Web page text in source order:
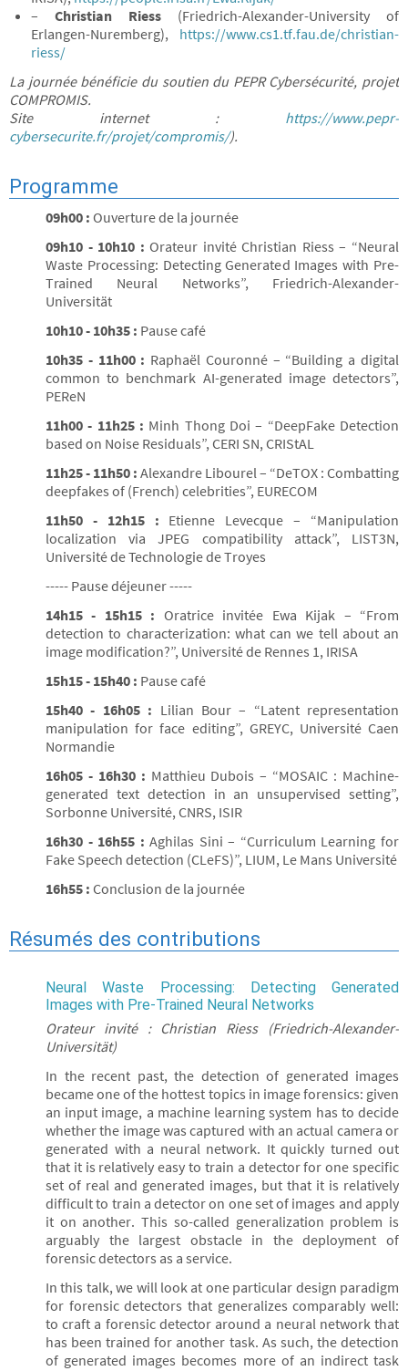
– Christian Riess (Friedrich-Alexander-University of
Erlangen-Nuremberg), https://www.cs1.tf.fau.de/christian-
riess/
La journée bénéficie du soutien du PEPR Cybersécurité, projet
COMPROMIS.
Site internet : https://www.pepr-
cybersecurite.fr/projet/compromis/).
Programme
09h00 : Ouverture de la journée
09h10 - 10h10 : Orateur invité Christian Riess – “Neural
Waste Processing: Detecting Generated Images with Pre-
Trained Neural Networks”, Friedrich-Alexander-
Universität
10h10 - 10h35 : Pause café
10h35 - 11h00 : Raphaël Couronné – “Building a digital
common to benchmark AI-generated image detectors”,
PEReN
11h00 - 11h25 : Minh Thong Doi – “DeepFake Detection
based on Noise Residuals”, CERI SN, CRIStAL
11h25 - 11h50 : Alexandre Libourel – “DeTOX : Combatting
deepfakes of (French) celebrities”, EURECOM
11h50 - 12h15 : Etienne Levecque – “Manipulation
localization via JPEG compatibility attack”, LIST3N,
Université de Technologie de Troyes
----- Pause déjeuner -----
14h15 - 15h15 : Oratrice invitée Ewa Kijak – “From
detection to characterization: what can we tell about an
image modification?”, Université de Rennes 1, IRISA
15h15 - 15h40 : Pause café
15h40 - 16h05 : Lilian Bour – “Latent representation
manipulation for face editing”, GREYC, Université Caen
Normandie
16h05 - 16h30 : Matthieu Dubois – “MOSAIC : Machine-
generated text detection in an unsupervised setting”,
Sorbonne Université, CNRS, ISIR
16h30 - 16h55 :Aghilas Sini – “Curriculum Learning for
Fake Speech detection (CLeFS)”, LIUM, Le Mans Université
16h55 : Conclusion de la journée
Résumés des contributions
Neural Waste Processing: Detecting Generated
Images with Pre-Trained Neural Networks
Orateur invité : Christian Riess (Friedrich-Alexander-
Universität)
In the recent past, the detection of generated images
became one of the hottest topics in image forensics: given
an input image, a machine learning system has to decide
whether the image was captured with an actual camera or
generated with a neural network. It quickly turned out
that it is relatively easy to train a detector for one specific
set of real and generated images, but that it is relatively
difficult to train a detector on one set of images and apply
it on another. This so-called generalization problem is
arguably the largest obstacle in the deployment of
forensic detectors as a service.
In this talk, we will look at one particular design paradigm
for forensic detectors that generalizes comparably well:
to craft a forensic detector around a neural network that
has been trained for another task. As such, the detection
of generated images becomes more of an indirect task